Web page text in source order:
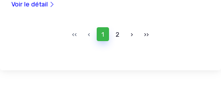
Voir le détail
‹‹ ‹ 1 2 › ››